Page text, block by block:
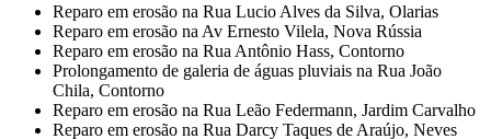
Reparo em erosão na Rua Lucio Alves da Silva, Olarias
Reparo em erosão na Av Ernesto Vilela, Nova Rússia
Reparo em erosão na Rua Antônio Hass, Contorno
Prolongamento de galeria de águas pluviais na Rua João
Chila, Contorno
Reparo em erosão na Rua Leão Federmann, Jardim Carvalho
Reparo em erosão na Rua Darcy Taques de Araújo, Neves